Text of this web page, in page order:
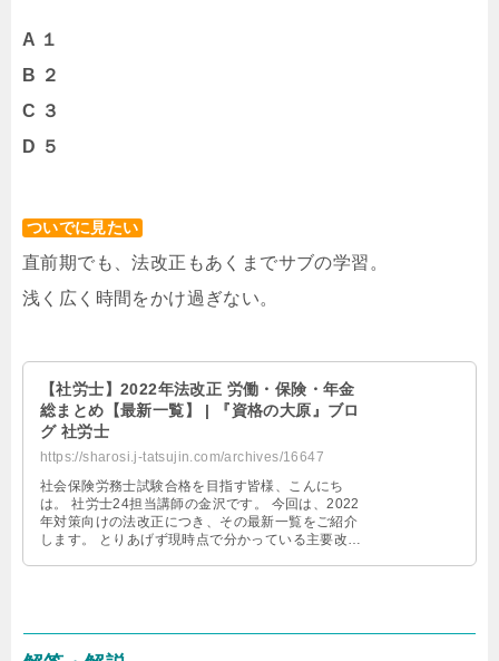
A １
B ２
C ３
D ５
ついでに見たい
直前期でも、法改正もあくまでサブの学習。
浅く広く時間をかけ過ぎない。
【社労士】2022年法改正 労働・保険・年金
総まとめ【最新一覧】 | 『資格の大原』ブロ
グ 社労士
https://sharosi.j-tatsujin.com/archives/16647
社会保険労務士試験合格を目指す皆様、こんにち
は。 社労士24担当講師の金沢です。 今回は、2022
年対策向けの法改正につき、その最新一覧をご紹介
します。 とりあげず現時点で分かっている主要改正